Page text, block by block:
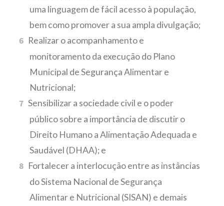
uma linguagem de fácil acesso à população,
bem como promover a sua ampla divulgação;
Realizar o acompanhamento e
monitoramento da execução do Plano
Municipal de Segurança Alimentar e
Nutricional;
Sensibilizar a sociedade civil e o poder
público sobre a importância de discutir o
Direito Humano a Alimentação Adequada e
Saudável (DHAA); e
Fortalecer a interlocução entre as instâncias
do Sistema Nacional de Segurança
Alimentar e Nutricional (SISAN) e demais